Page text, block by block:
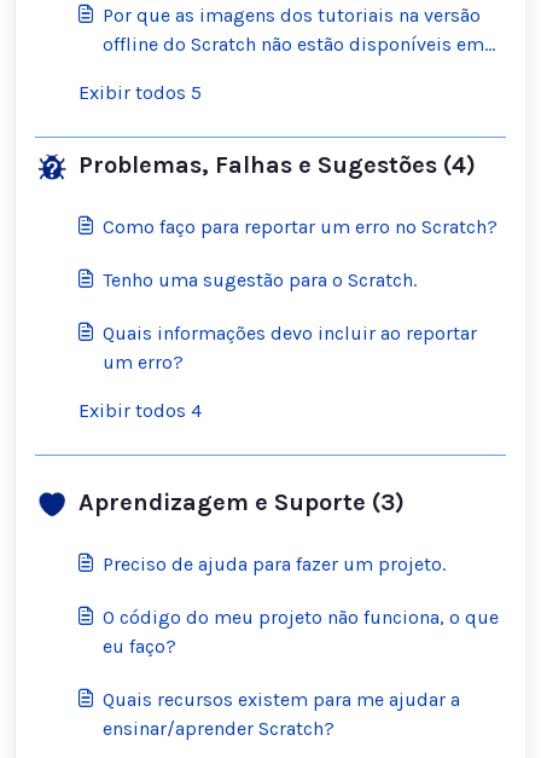
Por que as imagens dos tutoriais na versão
offline do Scratch não estão disponíveis em
Exibir todos 5
Problemas, Falhas e Sugestões (4)
Como faço para reportar um erro no Scratch?
Tenho uma sugestão para o Scratch.
Quais informações devo incluir ao reportar
um erro?
Exibir todos 4
Aprendizagem e Suporte (3)
Preciso de ajuda para fazer um projeto.
O código do meu projeto não funciona, o que
eu faço?
Quais recursos existem para me ajudar a
ensinar/aprender Scratch?